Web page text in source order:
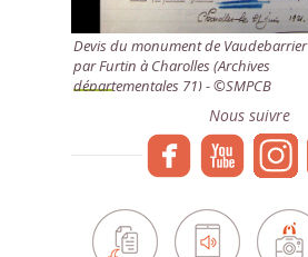
Devis du monument de Vaudebarrier
par Furtin à Charolles (Archives
départementales 71) - ©SMPCB
Nous suivre